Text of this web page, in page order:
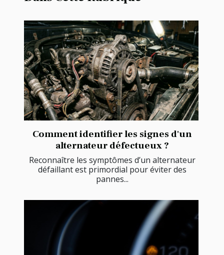
Comment identifier les signes d'un
alternateur défectueux ?
Reconnaître les symptômes d’un alternateur
défaillant est primordial pour éviter des
pannes...